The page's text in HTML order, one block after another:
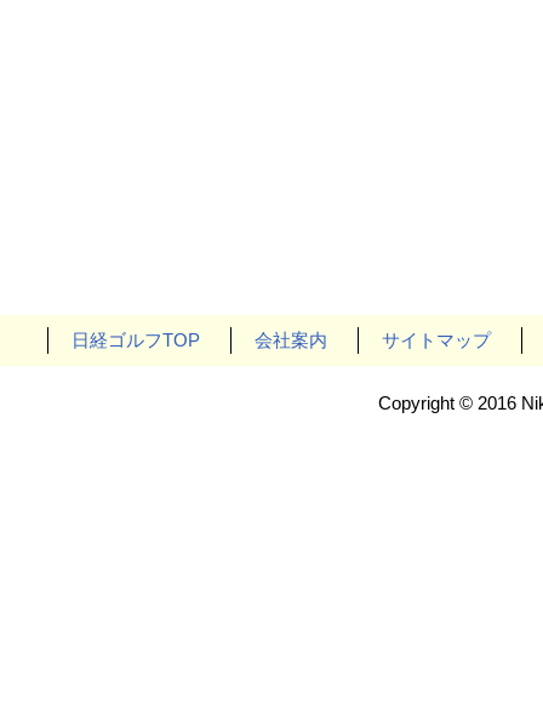
日経ゴルフTOP 会社案内 サイトマップ
Copyright © 2016